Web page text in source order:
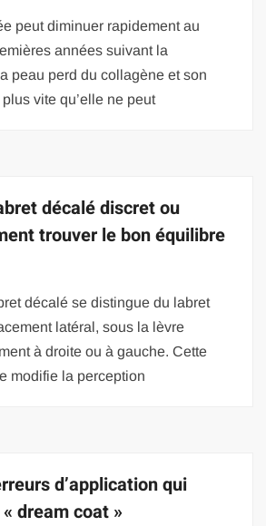
peut diminuer rapidement au
années suivant la
peau perd du collagène et son
vite qu’elle ne peut
décalé discret ou
trouver le bon équilibre
décalé se distingue du labret
latéral, sous la lèvre
à droite ou à gauche. Cette
modifie la perception
d’application qui
dream coat »